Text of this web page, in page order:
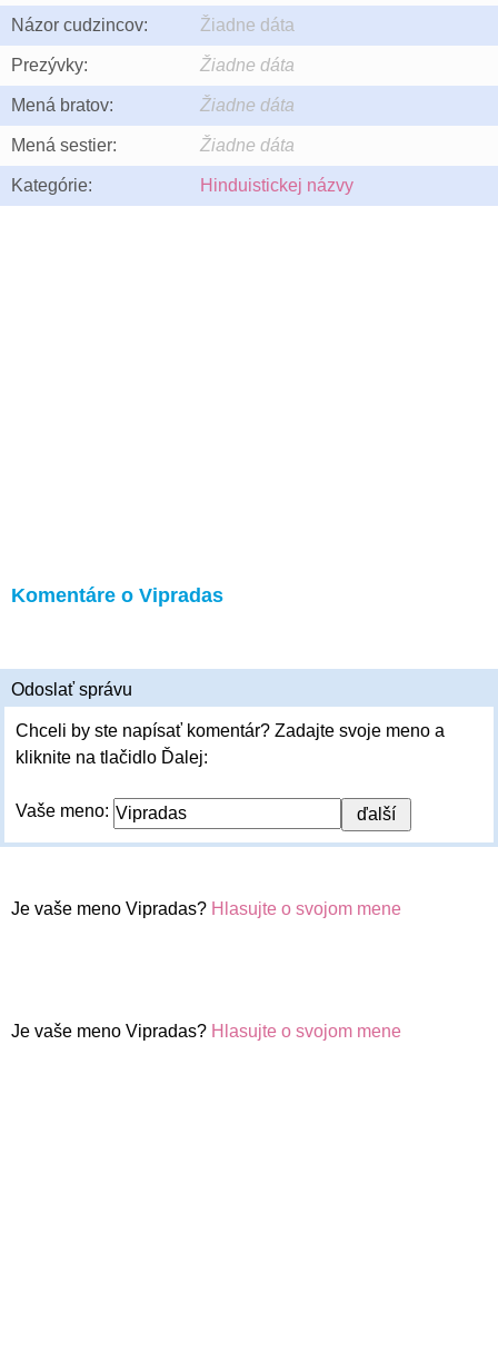
Názor cudzincov: Žiadne dáta
Prezývky: Žiadne dáta
Mená bratov: Žiadne dáta
Mená sestier: Žiadne dáta
Kategórie: Hinduistickej názvy
Komentáre o Vipradas
Odoslať správu
Chceli by ste napísať komentár? Zadajte svoje meno a
kliknite na tlačidlo Ďalej:
Vaše meno:
Je vaše meno Vipradas? Hlasujte o svojom mene
Je vaše meno Vipradas? Hlasujte o svojom mene